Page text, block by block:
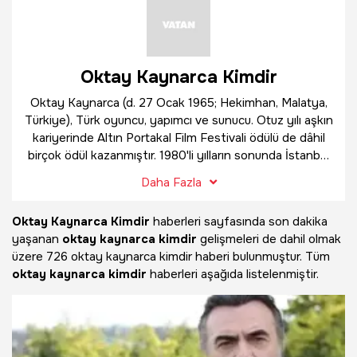
Oktay Kaynarca Kimdir
Oktay Kaynarca (d. 27 Ocak 1965; Hekimhan, Malatya,
Türkiye), Türk oyuncu, yapımcı ve sunucu. Otuz yılı aşkın
kariyerinde Altın Portakal Film Festivali ödülü de dâhil
birçok ödül kazanmıştır. 1980'li yılların sonunda İstanbul
yılında ise TRT 1 kanalında yayınlanan Gençler adlı
Yavuz Turgul'un yönettiği Aşk Filmlerinin Unutulmaz
Yönetmeni adlı filmde oynayarak sinema kariyerine de
başlamıştır. 1994 yılında Yavuz Özkan'ın yönettiği
Yengeç Sepeti adlı filmde canlandırdığı Güner rolüyle
olumlu yanıtlar aldı. 1990'lı yıllarda sinema filmleri ve
televizyon programları ile kariyerini devam ettirdi. Ayrıca
bazı televizyon reklamlarında ve müzik kliplerinde de yer
aldı. Deli Yürek adlı dizinin 2002 yılında çıkan Deli Yürek:
Daha Fazla
Oktay Kaynarca Kimdir haberleri sayfasında son dakika
yaşanan oktay kaynarca kimdir gelişmeleri de dahil olmak
üzere 726 oktay kaynarca kimdir haberi bulunmuştur. Tüm
oktay kaynarca kimdir haberleri aşağıda listelenmiştir.